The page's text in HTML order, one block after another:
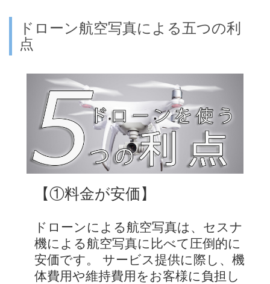
ドローン航空写真による五つの利
点
【①料金が安価】
ドローンによる航空写真は、セスナ
機による航空写真に比べて圧倒的に
安価です。 サービス提供に際し、機
体費用や維持費用をお客様に負担し